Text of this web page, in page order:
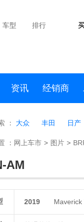
车型 排行
资讯 经销商
： 大众 丰田 日产
： 网上车市 > 图片 >
AM
2019 Maverick